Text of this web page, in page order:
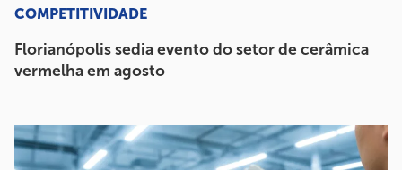
COMPETITIVIDADE
Florianópolis sedia evento do setor de cerâmica
vermelha em agosto